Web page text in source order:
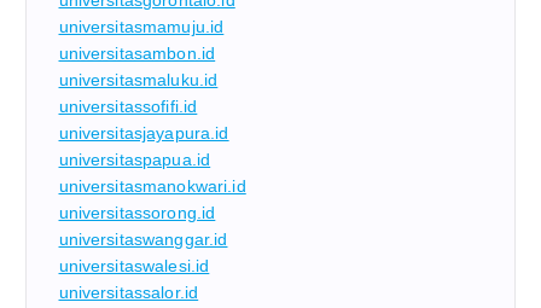
universitasmamuju.id
universitasambon.id
universitasmaluku.id
universitassofifi.id
universitasjayapura.id
universitaspapua.id
universitasmanokwari.id
universitassorong.id
universitaswanggar.id
universitaswalesi.id
universitassalor.id